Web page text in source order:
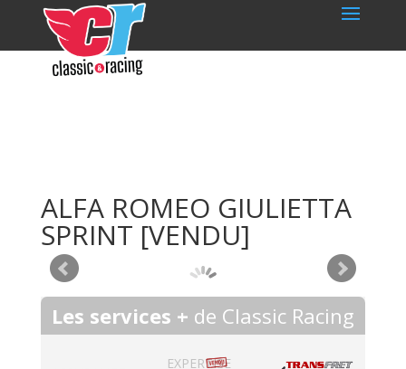
ALFA ROMEO GIULIETTA
SPRINT [VENDU]
Les services + de Classic Racing
EXPERTISE